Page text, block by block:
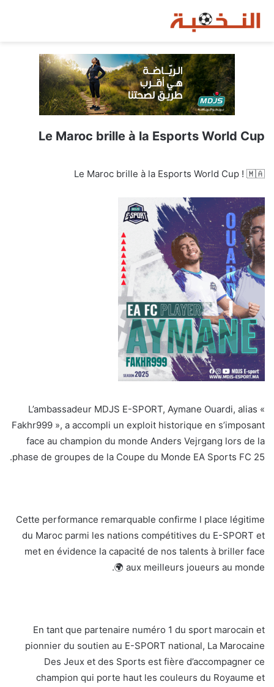
Le Maroc brille à la Esports World Cup
Le Maroc brille à la Esports World Cup ! 🇲🇦
L’ambassadeur MDJS E-SPORT, Aymane Ouardi, alias «
Fakhr999 », a accompli un exploit historique en s’imposant
face au champion du monde Anders Vejrgang lors de la
phase de groupes de la Coupe du Monde EA Sports FC 25.
Cette performance remarquable confirme l place légitime
du Maroc parmi les nations compétitives du E-SPORT et
met en évidence la capacité de nos talents à briller face
aux meilleurs joueurs au monde 🌍.
En tant que partenaire numéro 1 du sport marocain et
pionnier du soutien au E-SPORT national, La Marocaine
Des Jeux et des Sports est fière d’accompagner ce
champion qui porte haut les couleurs du Royaume et